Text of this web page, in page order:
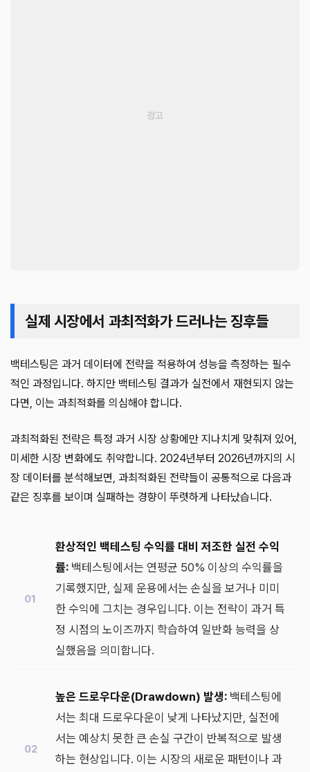
실제 시장에서 과최적화가 드러나는 징후들
백테스팅은 과거 데이터에 전략을 적용하여 성능을 측정하는 필수
적인 과정입니다. 하지만 백테스팅 결과가 실전에서 재현되지 않는
다면, 이는 과최적화를 의심해야 합니다.
과최적화된 전략은 특정 과거 시장 상황에만 지나치게 맞춰져 있어,
미세한 시장 변화에도 취약합니다. 2024년부터 2026년까지의 시
장 데이터를 분석해보면, 과최적화된 전략들이 공통적으로 다음과
같은 징후를 보이며 실패하는 경향이 뚜렷하게 나타났습니다.
환상적인 백테스팅 수익률 대비 저조한 실전 수익
률: 백테스팅에서는 연평균 50% 이상의 수익률을
기록했지만, 실제 운용에서는 손실을 보거나 미미
한 수익에 그치는 경우입니다. 이는 전략이 과거 특
정 시점의 노이즈까지 학습하여 일반화 능력을 상
실했음을 의미합니다.
높은 드로우다운(Drawdown) 발생: 백테스팅에
서는 최대 드로우다운이 낮게 나타났지만, 실전에
서는 예상치 못한 큰 손실 구간이 반복적으로 발생
하는 현상입니다. 이는 시장의 새로운 패턴이나 과